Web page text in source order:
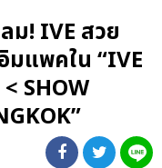
ม! IVE สวย
มแพคใน “IVE
SHOW